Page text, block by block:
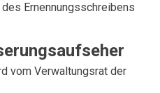
Ernennungsschreibens
vom Verwaltungsrat der